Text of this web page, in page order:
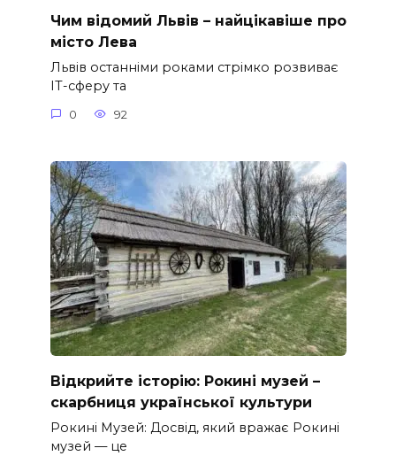
Чим відомий Львів – найцікавіше про
місто Лева
Львів останніми роками стрімко розвиває
ІТ-сферу та
0 92
Відкрийте історію: Рокині музей –
скарбниця української культури
Рокині Музей: Досвід, який вражає Рокині
музей — це